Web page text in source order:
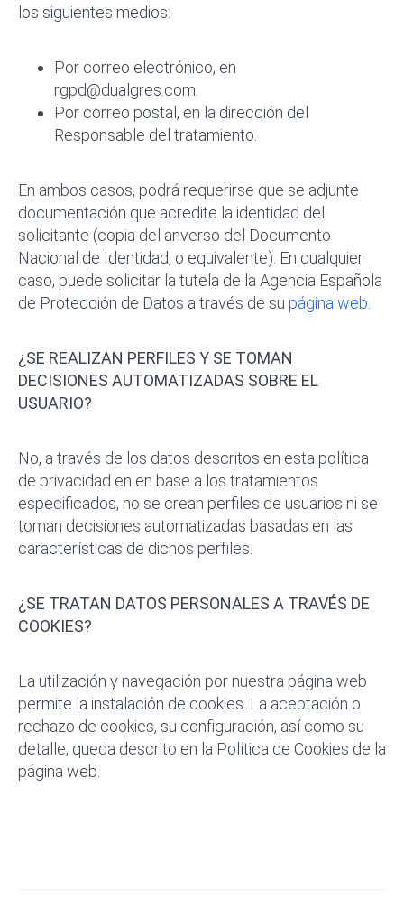
los siguientes medios:
Por correo electrónico, en
rgpd@dualgres.com.
Por correo postal, en la dirección del
Responsable del tratamiento.
En ambos casos, podrá requerirse que se adjunte
documentación que acredite la identidad del
solicitante (copia del anverso del Documento
Nacional de Identidad, o equivalente). En cualquier
caso, puede solicitar la tutela de la Agencia Española
de Protección de Datos a través de su página web
¿SE REALIZAN PERFILES Y SE TOMAN
DECISIONES AUTOMATIZADAS SOBRE EL
USUARIO?
No, a través de los datos descritos en esta política
de privacidad en en base a los tratamientos
especificados, no se crean perfiles de usuarios ni se
toman decisiones automatizadas basadas en las
características de dichos perfiles.
¿SE TRATAN DATOS PERSONALES A TRAVÉS DE
COOKIES?
La utilización y navegación por nuestra página web
permite la instalación de cookies. La aceptación o
rechazo de cookies, su configuración, así como su
detalle, queda descrito en la Política de Cookies de la
página web.